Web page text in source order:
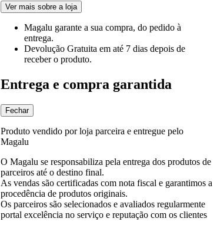
Ver mais sobre a loja
Magalu garante a sua compra, do pedido à
entrega.
Devolução Gratuita em até 7 dias depois de
receber o produto.
Entrega e compra garantida
Fechar
Produto vendido por loja parceira e entregue pelo
Magalu
O Magalu se responsabiliza pela entrega dos produtos de
parceiros até o destino final.
As vendas são certificadas com nota fiscal e garantimos a
procedência de produtos originais.
Os parceiros são selecionados e avaliados regularmente
portal excelência no serviço e reputação com os clientes